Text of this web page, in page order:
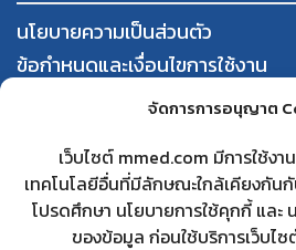
จัดการการอนุญาต
เว็บไซต์ mmed.com มีการใช้ง
เทคโนโลยีอื่นที่มีลักษณะใกล้เคียงกัน
โปรดศึกษา นโยบายการใช้คุกกี้ และ
ของข้อมูล ก่อนใช้บริการเว็บไ
นโยบายความเป็นส่วนตัว
ข้อกำหนดและเงื่อนไขการใช้งาน
การสั่งซื้อและชำระสินค้า
ใบทะเบียนพาณิชย์
สนใจเป็นคู่ค้ากับ MMED